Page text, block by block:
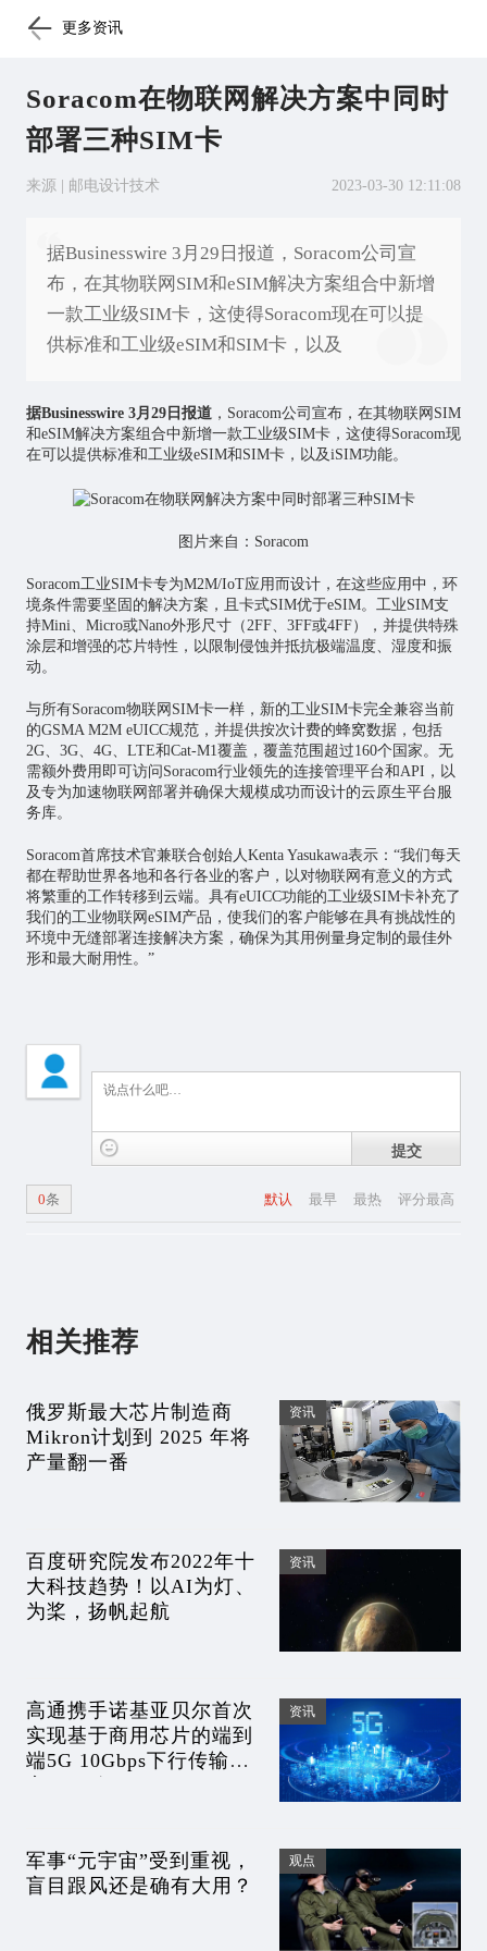
更多资讯
Soracom在物联网解决方案中同时
部署三种SIM卡
来源 | 邮电设计技术 2023-03-30 12:11:08
据Businesswire 3月29日报道，Soracom公司宣
布，在其物联网SIM和eSIM解决方案组合中新增
一款工业级SIM卡，这使得Soracom现在可以提
供标准和工业级eSIM和SIM卡，以及
据Businesswire 3月29日报道，Soracom公司宣布，在其物联网 SIM
和eSIM解决方案组合中新增一款工业级SIM卡，这使得Soracom现
在可以提供标准和工业级eSIM和SIM卡，以及iSIM功能。
图片来自：Soracom
Soracom工业SIM卡专为M2M/IoT应用而设计，在这些应用中，环
境条件需要坚固的解决方案，且卡式SIM优于eSIM。工业SIM支
持Mini、Micro或Nano外形尺寸（2FF、3FF或4FF），并提供特殊
涂层和增强的芯片特性，以限制侵蚀并抵抗极端温度、湿度和振
动。
与所有Soracom物联网SIM卡一样，新的工业SIM卡完全兼容当前
的GSMA M2M eUICC规范，并提供按次计费的蜂窝数据，包括
2G、3G、4G、LTE和Cat-M1覆盖，覆盖范围超过160个国家。无
需额外费用即可访问Soracom行业领先的连接管理平台和API，以
及专为加速物联网部署并确保大规模成功而设计的云原生平台服
务库。
Soracom首席技术官兼联合创始人Kenta Yasukawa表示：“我们每天
都在帮助世界各地和各行各业的客户，以对物联网有意义的方式
将繁重的工作转移到云端。具有eUICC功能的工业级SIM卡补充了
我们的工业物联网eSIM产品，使我们的客户能够在具有挑战性的
环境中无缝部署连接解决方案，确保为其用例量身定制的最佳外
形和最大耐用性。”
提交
默认 最早 最热 评分最高
0条
相关推荐
俄罗斯最大芯片制造商
Mikron计划到 2025 年将
产量翻一番
资讯
百度研究院发布2022年十
大科技趋势！以AI为灯、
为桨，扬帆起航
资讯
高通携手诺基亚贝尔首次
实现基于商用芯片的端到
端5G 10Gbps下行传输速
资讯
军事“元宇宙”受到重视，
盲目跟风还是确有大用？
观点